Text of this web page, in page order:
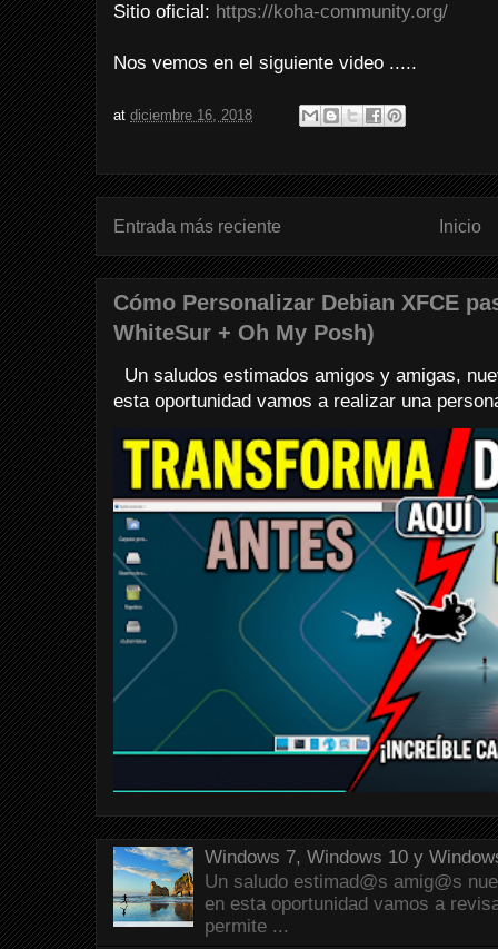
Sitio oficial: https://koha-community.org/
Nos vemos en el siguiente video .....
at diciembre 16, 2018
Entrada más reciente Inicio
Cómo Personalizar Debian XFCE
WhiteSur + Oh My Posh)
Un saludos estimados amigos y amigas,
esta oportunidad vamos a realizar una
Windows 7, Windows 10 y
Un saludo estimad@s amig@s
en esta oportunidad vamos a
permite ...